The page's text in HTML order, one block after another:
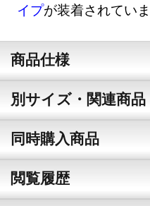
イプが装着されていま
商品仕様
別サイズ・関連商品
同時購入商品
閲覧履歴